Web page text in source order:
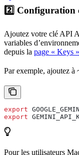
2️⃣ Configuration
Ajoutez votre clé API
variables
depuis la page « Keys »
Par exemple, ajoutez à
export
export
Pour les utilisateurs